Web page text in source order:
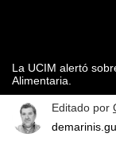
La UCIM alertó
Alimentaria.
Editado por